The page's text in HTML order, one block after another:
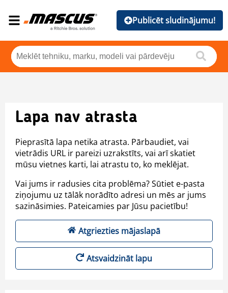
Publicēt sludinājumu!
Lapa nav atrasta
Pieprasītā lapa netika atrasta. Pārbaudiet, vai
vietrādis URL ir pareizi uzrakstīts, vai arī skatiet
mūsu vietnes karti, lai atrastu to, ko meklējat.
Vai jums ir radusies cita problēma? Sūtiet e-pasta
ziņojumu uz tālāk norādīto adresi un mēs ar jums
sazināsimies. Pateicamies par Jūsu pacietību!
Atgriezties mājaslapā
Atsvaidzināt lapu